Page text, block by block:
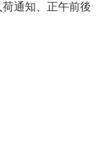
荷通知、正午前後